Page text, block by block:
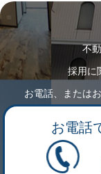
不
採用に
お電話、または
お電話